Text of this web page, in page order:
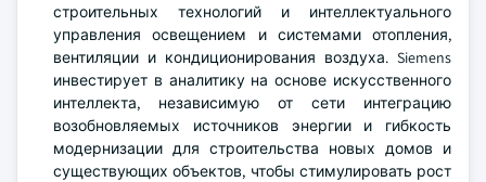
строительных технологий и интеллектуального
управления освещением и системами отопления,
вентиляции и кондиционирования воздуха. Siemens
инвестирует в аналитику на основе искусственного
интеллекта, независимую от сети интеграцию
возобновляемых источников энергии и гибкость
модернизации для строительства новых домов и
существующих объектов, чтобы стимулировать рост